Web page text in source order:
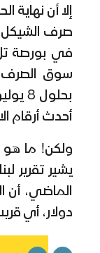
إلا أن نهاية
صرف الشيكل
في بورصة
سوق
أحدث أرقام
ولكن! ما هو
يشير تقرير
دولار، أي